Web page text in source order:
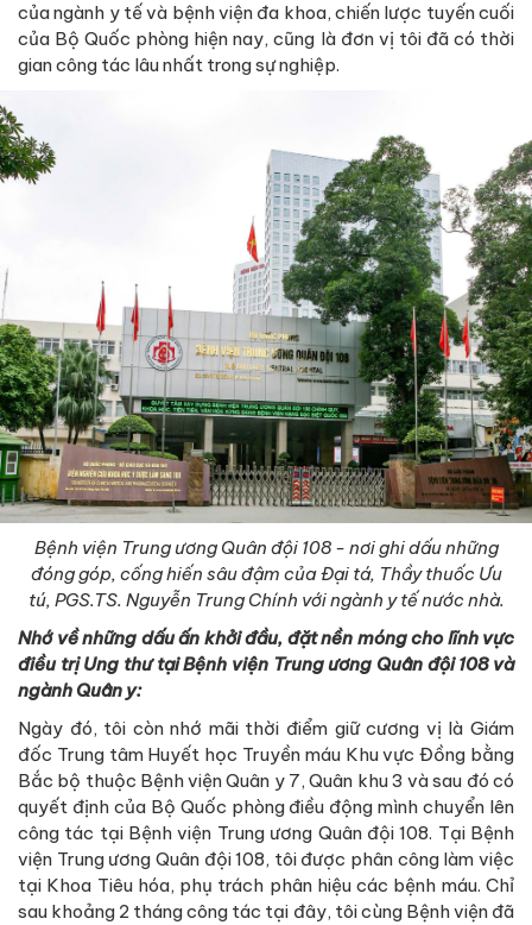
của ngành y tế và bệnh viện đa khoa, chiến lược tuyến cuối
của Bộ Quốc phòng hiện nay, cũng là đơn vị tôi đã có thời
gian công tác lâu nhất trong sự nghiệp.
Bệnh viện Trung ương Quân đội 108 - nơi ghi dấu những
đóng góp, cống hiến sâu đậm của Đại tá, Thầy thuốc Ưu
tú, PGS.TS. Nguyễn Trung Chính với ngành y tế nước nhà.
Nhớ về những dấu ấn khởi đầu, đặt nền móng cho lĩnh vực
điều trị Ung thư tại Bệnh viện Trung ương Quân đội 108 và
ngành Quân y:
Ngày đó, tôi còn nhớ mãi thời điểm giữ cương vị là Giám
đốc Trung tâm Huyết học Truyền máu Khu vực Đồng bằng
Bắc bộ thuộc Bệnh viện Quân y 7, Quân khu 3 và sau đó có
quyết định của Bộ Quốc phòng điều động mình chuyển lên
công tác tại Bệnh viện Trung ương Quân đội 108. Tại Bệnh
viện Trung ương Quân đội 108, tôi được phân công làm việc
tại Khoa Tiêu hóa, phụ trách phân hiệu các bệnh máu. Chỉ
sau khoảng 2 tháng công tác tại đây, tôi cùng Bệnh viện đã